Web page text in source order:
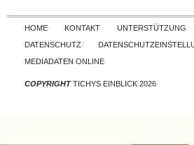
Skip to
HOME KONTAKT UNTERSTÜTZUNG
DATENSCHUTZ
MEDIADATEN ONLINE
COPYRIGHTTICHYS EINBLICK 2026